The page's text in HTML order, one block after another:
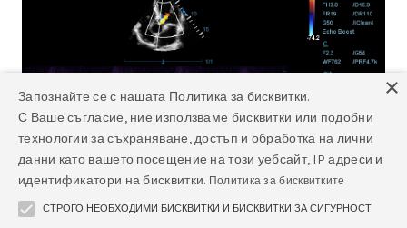
×
Запознайте се с нашата Политика за бисквитки.
С Ваше съгласие, ние използваме бисквитки или подобни
технологии за съхраняване, достъп и обработка на лични
данни като вашето посещение на този уебсайт, IP адреси и
идентификатори на бисквитки. Политика за бисквитките
СТРОГО НЕОБХОДИМИ БИСКВИТКИ И БИСКВИТКИ ЗА СИГУРНОСТ